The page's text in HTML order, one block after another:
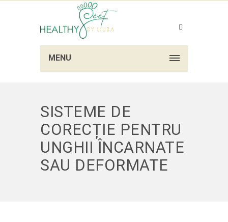
MENU
SISTEME DE
CORECȚIE PENTRU
UNGHII ÎNCARNATE
SAU DEFORMATE